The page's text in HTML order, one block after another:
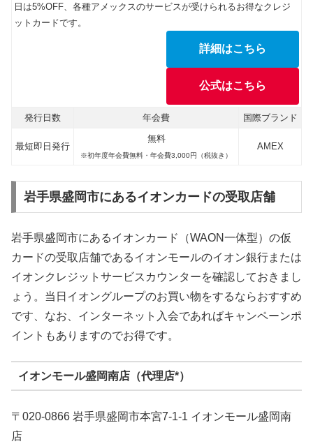
日は5%OFF、各種アメックスのサービスが受けられるお得なクレジ
ットカードです。
詳細はこちら
公式はこちら
発行日数 年会費 国際ブランド
最短即日発行
無料
※初年度年会費無料・年会費3,000円（税抜き）
AMEX
岩手県盛岡市にあるイオンカードの受取店舗
岩手県盛岡市にあるイオンカード（WAON一体型）の仮
カードの受取店舗であるイオンモールのイオン銀行または
イオンクレジットサービスカウンターを確認しておきまし
ょう。当日イオングループのお買い物をするならおすすめ
です、なお、インターネット入会であればキャンペーンポ
イントもありますのでお得です。
イオンモール盛岡南店（代理店*）
〒020-0866 岩手県盛岡市本宮7-1-1 イオンモール盛岡南
店